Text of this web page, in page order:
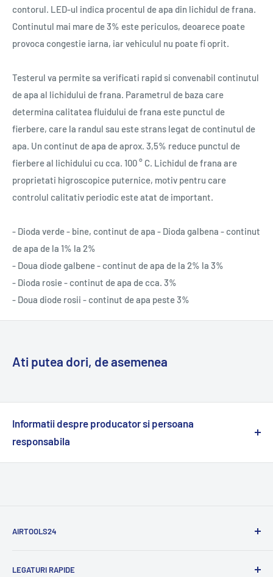
contorul. LED-ul indica procentul de apa din lichidul de frana.
Continutul mai mare de 3% este periculos, deoarece poate
provoca congestie iarna, iar vehiculul nu poate fi oprit.
Testerul va permite sa verificati rapid si convenabil continutul
de apa al lichidului de frana. Parametrul de baza care
determina calitatea fluidului de frana este punctul de
fierbere, care la randul sau este strans legat de continutul de
apa. Un continut de apa de aprox. 3,5% reduce punctul de
fierbere al lichidului cu cca. 100 ° C. Lichidul de frana are
proprietati higroscopice puternice, motiv pentru care
controlul calitativ periodic este atat de important.
- Dioda verde - bine, continut de apa - Dioda galbena - continut
de apa de la 1% la 2%
- Doua diode galbene - continut de apa de la 2% la 3%
- Dioda rosie - continut de apa de cca. 3%
- Doua diode rosii - continut de apa peste 3%
Ati putea dori, de asemenea
Informatii despre producator si persoana
responsabila
Persoana responsabila:
contact@airtools24.com
Producator:
AIRTOOLS24
sigura si cea mai buna calitate.
LEGATURI RAPIDE